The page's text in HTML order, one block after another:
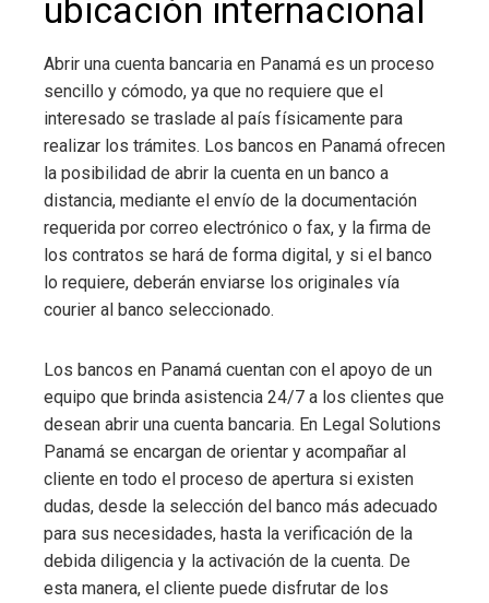
ubicación internacional
Abrir una cuenta bancaria en Panamá es un proceso
sencillo y cómodo, ya que no requiere que el
interesado se traslade al país físicamente para
realizar los trámites. Los bancos en Panamá ofrecen
la posibilidad de abrir la cuenta en un banco a
distancia, mediante el envío de la documentación
requerida por correo electrónico o fax, y la firma de
los contratos se hará de forma digital, y si el banco
lo requiere, deberán enviarse los originales vía
courier al banco seleccionado.
Los bancos en Panamá cuentan con el apoyo de un
equipo que brinda asistencia 24/7 a los clientes que
desean abrir una cuenta bancaria. En Legal Solutions
Panamá se encargan de orientar y acompañar al
cliente en todo el proceso de apertura si existen
dudas, desde la selección del banco más adecuado
para sus necesidades, hasta la verificación de la
debida diligencia y la activación de la cuenta. De
esta manera, el cliente puede disfrutar de los